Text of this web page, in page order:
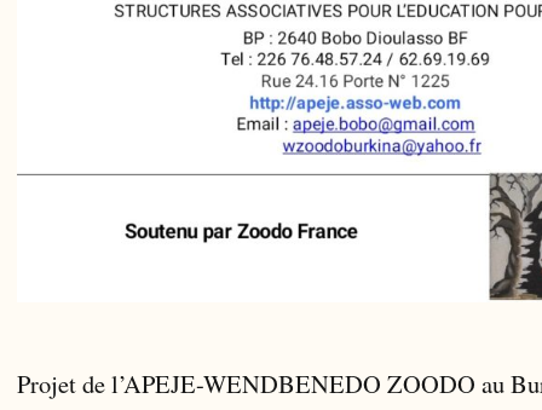
Projet de l’APEJE-WENDBENEDO ZOODO au